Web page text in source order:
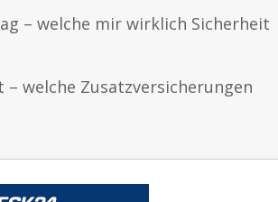
– welche mir wirklich Sicherheit
welche Zusatzversicherungen